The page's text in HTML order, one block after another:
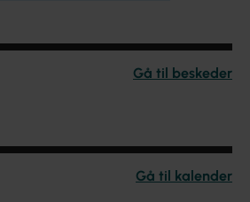
Gå til beskeder
Gå til kalender